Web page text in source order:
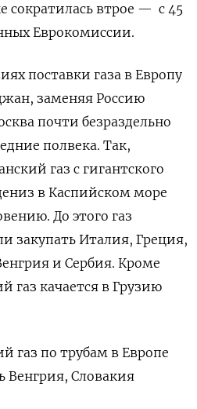
сократилась втрое — с 45
Еврокомиссии.
поставки газа в Европу
заменяя Россию
почти безраздельно
полвека. Так,
газ с гигантского
в Каспийском море
До этого газ
закупать Италия, Греция,
и Сербия. Кроме
газ качается в Грузию
газ по трубам в Европе
Венгрия, Словакия